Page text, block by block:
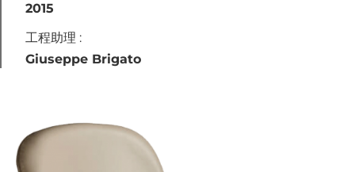
產品
2015
工程助理 :
Giuseppe Brigato